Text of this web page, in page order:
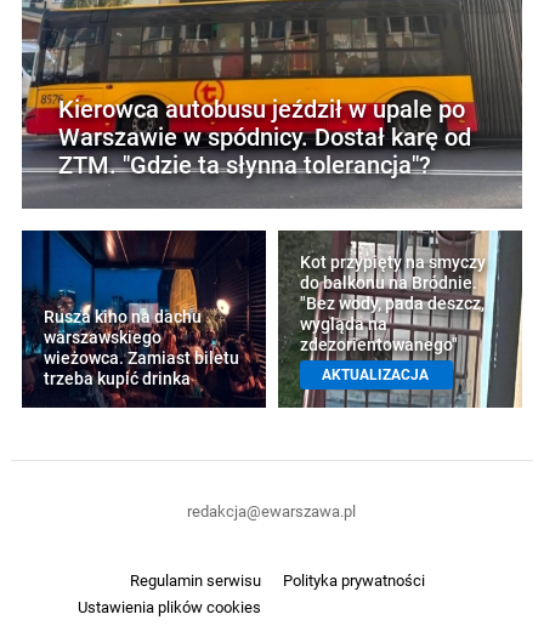
Kierowca autobusu jeździł w upale po
Warszawie w spódnicy. Dostał karę od
ZTM. "Gdzie ta słynna tolerancja"?
Rusza kino na dachu
warszawskiego
wieżowca. Zamiast biletu
trzeba kupić drinka
Kot przypięty na smyczy
do balkonu na Bródnie.
"Bez wody, pada deszcz,
wygląda na
zdezorientowanego"
AKTUALIZACJA
Regulamin serwisu
Polityka prywatności
Ustawienia plików cookies
redakcja@ewarszawa.pl